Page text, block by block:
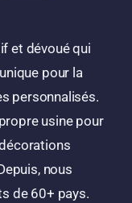
et dévoué qui
pour la
personnalisés.
usine pour
nous
de 60+ pays.